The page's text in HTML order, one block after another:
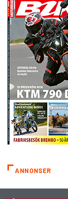
ANNONSER